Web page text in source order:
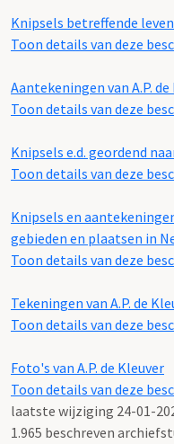
Knipsels betreffende
Toon details van deze
Aantekeningen van A.P.
Toon details van deze
Knipsels e.d. geordend
Toon details van deze
Knipsels en
gebieden en plaatsen in
Toon details van deze
Tekeningen van A.P. de
Toon details van deze
Foto's van A.P. de Kleuver
Toon details van deze
laatste wijziging 24-01-
1.965 beschreven